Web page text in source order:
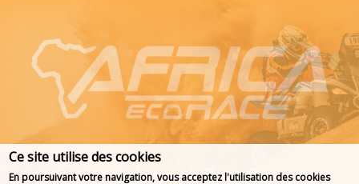
Ce site utilise des cookies
En poursuivant votre navigation, vous acceptez l'utilisation des cookies